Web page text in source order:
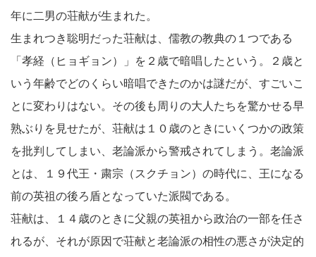
年に二男の荘献が生まれた。
生まれつき聡明だった荘献は、儒教の教典の１つである
「孝経（ヒョギョン）」を２歳で暗唱したという。２歳と
いう年齢でどのくらい暗唱できたのかは謎だが、すごいこ
とに変わりはない。その後も周りの大人たちを驚かせる早
熟ぶりを見せたが、荘献は１０歳のときにいくつかの政策
を批判してしまい、老論派から警戒されてしまう。老論派
とは、１９代王・粛宗（スクチョン）の時代に、王になる
前の英祖の後ろ盾となっていた派閥である。
荘献は、１４歳のときに父親の英祖から政治の一部を任さ
れるが、それが原因で荘献と老論派の相性の悪さが決定的